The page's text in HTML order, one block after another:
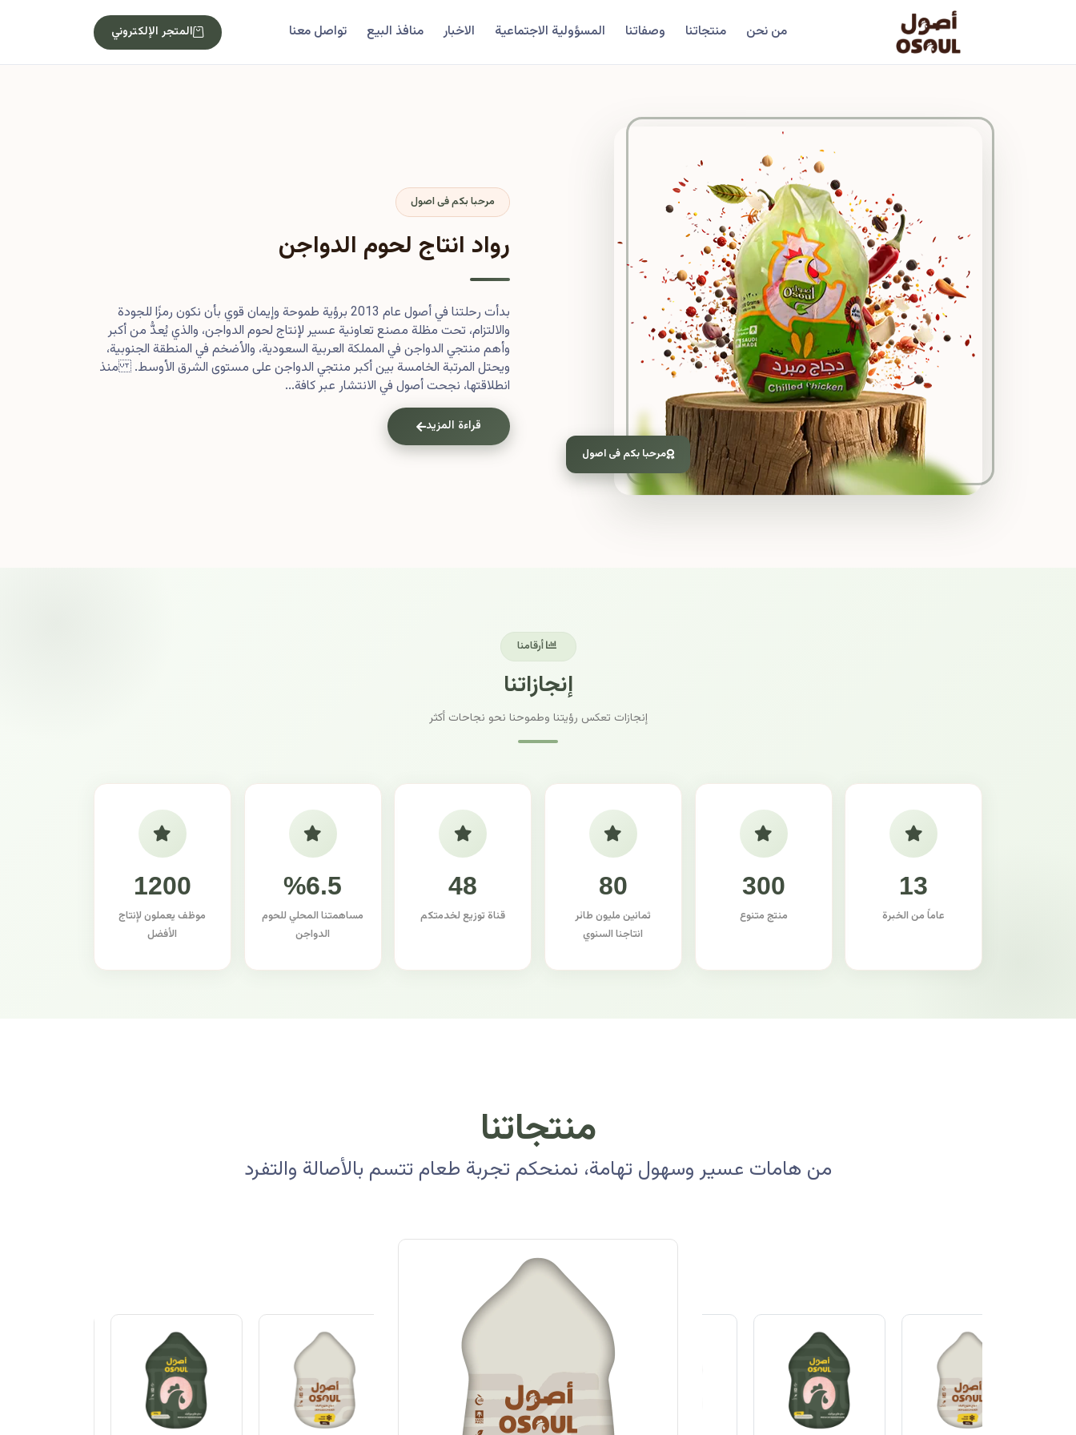
من نحن منتجاتنا وصفاتنا المسؤولية الاجتماعية الاخبار منافذ البيع تواصل معنا المتجر الإلكتروني
مرحبا بكم فى اصول
مرحبا بكم فى اصول
رواد انتاج لحوم الدواجن
بدأت رحلتنا في أصول عام 2013 برؤية طموحة وإيمان قوي بأن نكون رمزًا للجودة
والالتزام، تحت مظلة مصنع تعاونية عسير لإنتاج لحوم الدواجن، والذي يُعدُّ من أكبر
وأهم منتجي الدواجن في المملكة العربية السعودية، والأضخم في المنطقة الجنوبية،
ويحتل المرتبة الخامسة بين أكبر منتجي الدواجن على مستوى الشرق الأوسط. منذ
انطلاقتها، نجحت أصول في الانتشار عبر كافة...
قراءة المزيد
أرقامنا
إنجازاتنا
إنجازات تعكس رؤيتنا وطموحنا نحو نجاحات أكثر
13
عاماً من الخبرة
300
منتج متنوع
80
ثمانين مليون طائر
انتاجنا السنوي
48
قناة توزيع لخدمتكم
%6.5
مساهمتنا المحلي للحوم
الدواجن
1200
موظف يعملون لإنتاج
الأفضل
منتجاتنا
من هامات عسير وسهول تهامة، نمنحكم تجربة طعام تتسم بالأصالة والتفرد